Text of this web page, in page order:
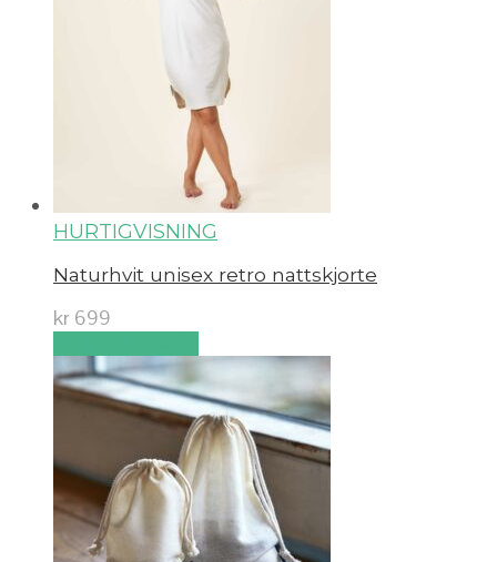
HURTIGVISNING
Naturhvit unisex retro nattskjorte
kr 699